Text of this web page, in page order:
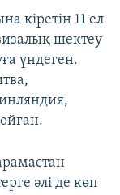
кіретін 11 ел
шектеу
үндеген.
әлі де көп